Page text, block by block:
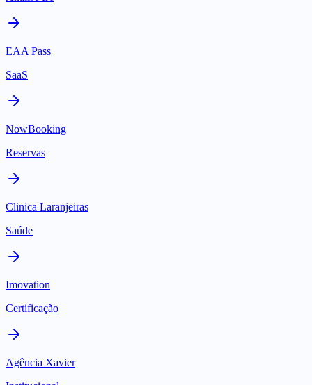
EAA Pass
SaaS
NowBooking
Reservas
Clinica Laranjeiras
Saúde
Imovation
Certificação
Agência Xavier